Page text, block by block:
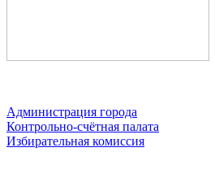
Администрация города
Контрольно-счётная палата
Избирательная комиссия